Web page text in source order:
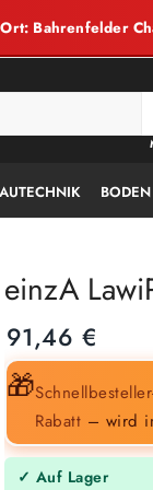
Bahrenfelder
BODEN
einzA
91,46 €
🎁
Rabatt – wird
✓ Auf Lager